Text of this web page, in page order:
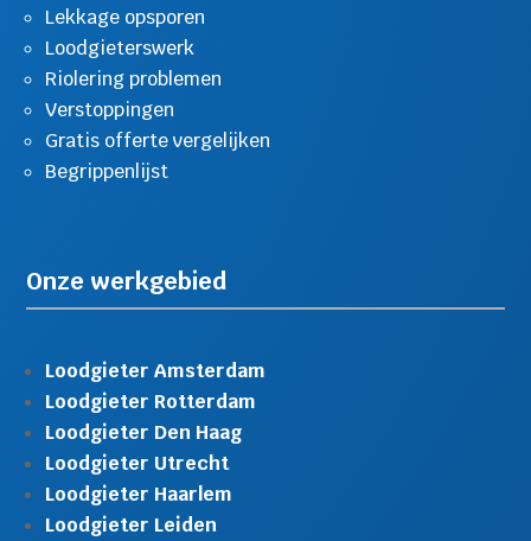
Lekkage opsporen
Loodgieterswerk
Riolering problemen
Verstoppingen
Gratis offerte vergelijken
Begrippenlijst
Onze werkgebied
Loodgieter Amsterdam
Loodgieter Rotterdam
Loodgieter Den Haag
Loodgieter Utrecht
Loodgieter Haarlem
Loodgieter Leiden